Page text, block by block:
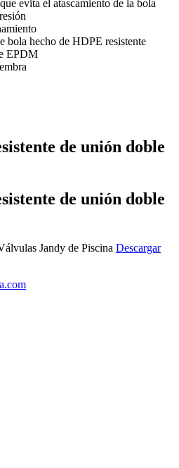
evita el atascamiento de la bola
bola hecho de HDPE resistente
EPDM
de unión doble
de unión doble
Jandy de Piscina Descargar